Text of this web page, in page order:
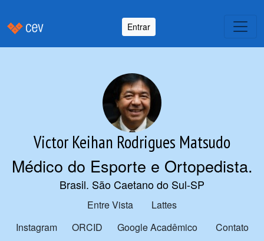
Entrar
Victor Keihan Rodrigues Matsudo
Médico do Esporte e Ortopedista.
Brasil. São Caetano do Sul-SP
Entre Vista
Lattes
Instagram
ORCID Google Acadêmico Contato